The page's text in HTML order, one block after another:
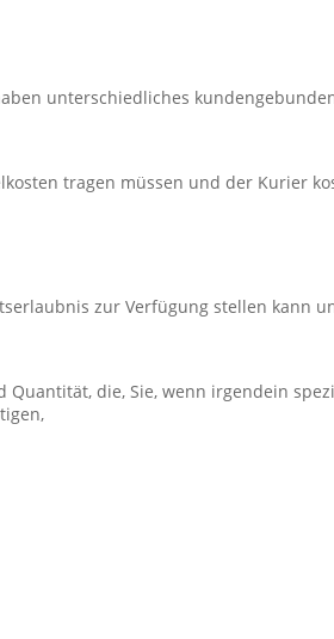
unterschiedliches
tragen müssen und der Kurier
zur Verfügung stellen kann
die, Sie, wenn irgendein